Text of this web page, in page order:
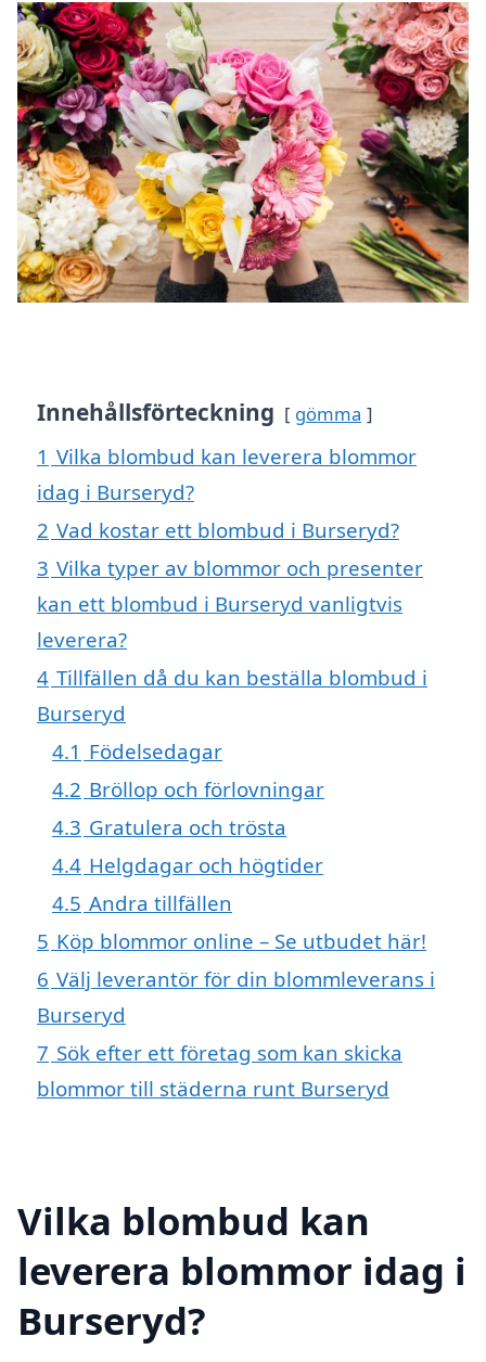
Innehållsförteckning gömma
1 Vilka blombud kan leverera blommor
idag i Burseryd?
2 Vad kostar ett blombud i Burseryd?
3 Vilka typer av blommor och presenter
kan ett blombud i Burseryd vanligtvis
leverera?
4 Tillfällen då du kan beställa blombud i
Burseryd
4.1 Födelsedagar
4.2 Bröllop och förlovningar
4.3 Gratulera och trösta
4.4 Helgdagar och högtider
4.5 Andra tillfällen
5 Köp blommor online – Se utbudet här!
6 Välj leverantör för din blommleverans i
Burseryd
7 Sök efter ett företag som kan skicka
blommor till städerna runt Burseryd
Vilka blombud kan
leverera blommor idag i
Burseryd?